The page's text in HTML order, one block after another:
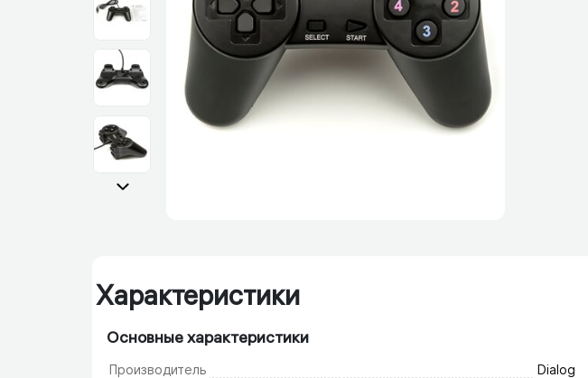
Характеристики
Основные характеристики
Производитель Dialog